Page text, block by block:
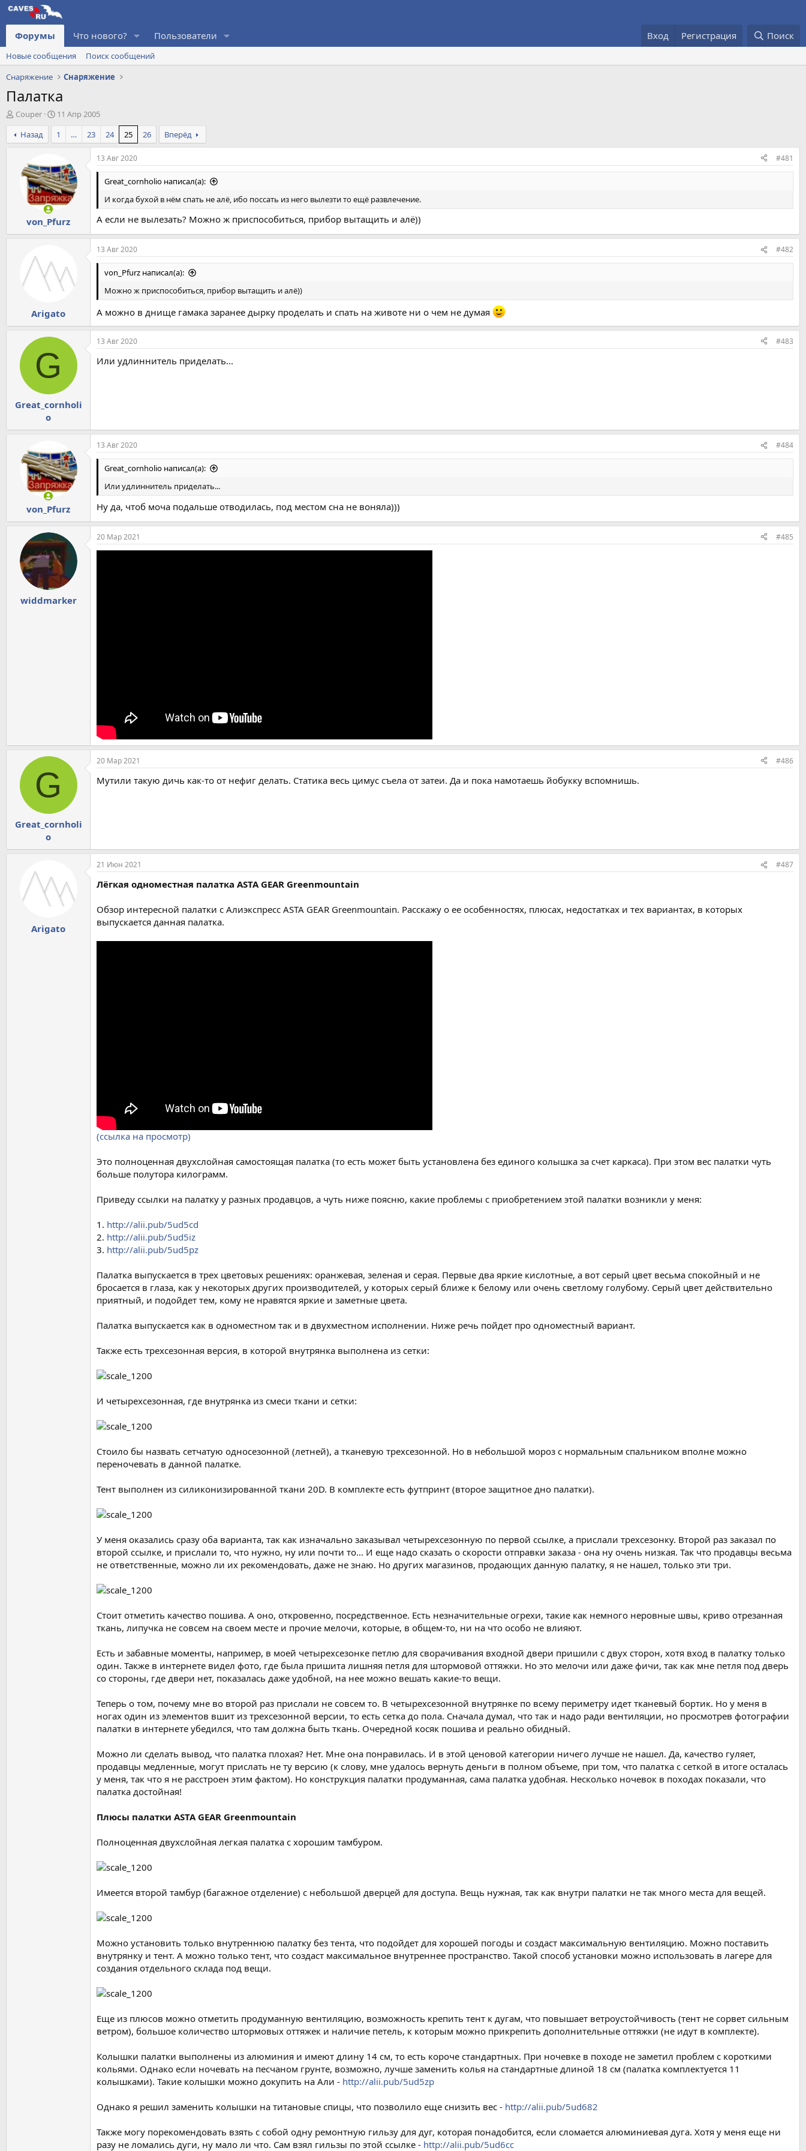
Форумы Что нового? Пользователи Вход Регистрация Поиск
Новые сообщения
Поиск сообщений
Снаряжение
Снаряжение
Палатка
А
т
о
Couper
Д
т
а
а
ч
а
л
11 Апр 2005
Назад
1 … 23 24 25 26 Вперёд
von_Pfurz
13 Авг 2020 #481
Great_cornholio написал(а):
И когда бухой в нём спать не алё, ибо поссать из него вылезти то ещё развлечение.
А если не вылезать? Можно ж приспособиться, прибор вытащить и алё))
Arigato
13 Авг 2020 #482
von_Pfurz написал(а):
Можно ж приспособиться, прибор вытащить и алё))
А можно в днище гамака заранее дырку проделать и спать на животе ни о чем не думая
G
Great_cornholi
o
13 Авг 2020 #483
Или удлиннитель приделать...
von_Pfurz
13 Авг 2020 #484
Great_cornholio написал(а):
Или удлиннитель приделать...
Ну да, чтоб моча подальше отводилась, под местом сна не воняла)))
widdmarker
20 Мар 2021 #485
G
Great_cornholi
o
20 Мар 2021 #486
Мутили такую дичь как-то от нефиг делать. Статика весь цимус съела от затеи. Да и пока намотаешь йобукку вспомнишь.
Arigato
21 Июн 2021 #487
Лёгкая одноместная палатка ASTA GEAR Greenmountain
Обзор интересной палатки с Алиэкспресс ASTA GEAR Greenmountain. Расскажу о ее особенностях, плюсах, недостатках и тех вариантах, в которых
выпускается данная палатка.
(ссылка на просмотр)
Это полноценная двухслойная самостоящая палатка (то есть может быть установлена без единого колышка за счет каркаса). При этом вес палатки чуть
больше полутора килограмм.
Приведу ссылки на палатку у разных продавцов, а чуть ниже поясню, какие проблемы с приобретением этой палатки возникли у меня:
1. http://alii.pub/5ud5cd
2. http://alii.pub/5ud5iz
3. http://alii.pub/5ud5pz
Палатка выпускается в трех цветовых решениях: оранжевая, зеленая и серая. Первые два яркие кислотные, а вот серый цвет весьма спокойный и не
бросается в глаза, как у некоторых других производителей, у которых серый ближе к белому или очень светлому голубому. Серый цвет действительно
приятный, и подойдет тем, кому не нравятся яркие и заметные цвета.
Палатка выпускается как в одноместном так и в двухместном исполнении. Ниже речь пойдет про одноместный вариант.
Также есть трехсезонная версия, в которой внутрянка выполнена из сетки:
И четырехсезонная, где внутрянка из смеси ткани и сетки:
Стоило бы назвать сетчатую односезонной (летней), а тканевую трехсезонной. Но в небольшой мороз с нормальным спальником вполне можно
переночевать в данной палатке.
Тент выполнен из силиконизированной ткани 20D. В комплекте есть футпринт (второе защитное дно палатки).
У меня оказались сразу оба варианта, так как изначально заказывал четырехсезонную по первой ссылке, а прислали трехсезонку. Второй раз заказал по
второй ссылке, и прислали то, что нужно, ну или почти то... И еще надо сказать о скорости отправки заказа - она ну очень низкая. Так что продавцы весьма
не ответственные, можно ли их рекомендовать, даже не знаю. Но других магазинов, продающих данную палатку, я не нашел, только эти три.
Стоит отметить качество пошива. А оно, откровенно, посредственное. Есть незначительные огрехи, такие как немного неровные швы, криво отрезанная
ткань, липучка не совсем на своем месте и прочие мелочи, которые, в общем-то, ни на что особо не влияют.
Есть и забавные моменты, например, в моей четырехсезонке петлю для сворачивания входной двери пришили с двух сторон, хотя вход в палатку только
один. Также в интернете видел фото, где была пришита лишняя петля для штормовой оттяжки. Но это мелочи или даже фичи, так как мне петля под дверь
со стороны, где двери нет, показалась даже удобной, на нее можно вешать какие-то вещи.
Теперь о том, почему мне во второй раз прислали не совсем то. В четырехсезонной внутрянке по всему периметру идет тканевый бортик. Но у меня в
ногах один из элементов вшит из трехсезонной версии, то есть сетка до пола. Сначала думал, что так и надо ради вентиляции, но просмотрев фотографии
палатки в интернете убедился, что там должна быть ткань. Очередной косяк пошива и реально обидный.
Можно ли сделать вывод, что палатка плохая? Нет. Мне она понравилась. И в этой ценовой категории ничего лучше не нашел. Да, качество гуляет,
продавцы медленные, могут прислать не ту версию (к слову, мне удалось вернуть деньги в полном объеме, при том, что палатка с сеткой в итоге осталась
у меня, так что я не расстроен этим фактом). Но конструкция палатки продуманная, сама палатка удобная. Несколько ночевок в походах показали, что
палатка достойная!
Плюсы палатки ASTA GEAR Greenmountain
Полноценная двухслойная легкая палатка с хорошим тамбуром.
Имеется второй тамбур (багажное отделение) с небольшой дверцей для доступа. Вещь нужная, так как внутри палатки не так много места для вещей.
Можно установить только внутреннюю палатку без тента, что подойдет для хорошей погоды и создаст максимальную вентиляцию. Можно поставить
внутрянку и тент. А можно только тент, что создаст максимальное внутреннее пространство. Такой способ установки можно использовать в лагере для
создания отдельного склада под вещи.
Еще из плюсов можно отметить продуманную вентиляцию, возможность крепить тент к дугам, что повышает ветроустойчивость (тент не сорвет сильным
ветром), большое количество штормовых оттяжек и наличие петель, к которым можно прикрепить дополнительные оттяжки (не идут в комплекте).
Колышки палатки выполнены из алюминия и имеют длину 14 см, то есть короче стандартных. При ночевке в походе не заметил проблем с короткими
кольями. Однако если ночевать на песчаном грунте, возможно, лучше заменить колья на стандартные длиной 18 см (палатка комплектуется 11
колышками). Такие колышки можно докупить на Али - http://alii.pub/5ud5zp
Однако я решил заменить колышки на титановые спицы, что позволило еще снизить вес - http://alii.pub/5ud682
Также могу порекомендовать взять с собой одну ремонтную гильзу для дуг, которая понадобится, если сломается алюминиевая дуга. Хотя у меня еще ни
разу не ломались дуги, ну мало ли что. Сам взял гильзы по этой ссылке - http://alii.pub/5ud6cc